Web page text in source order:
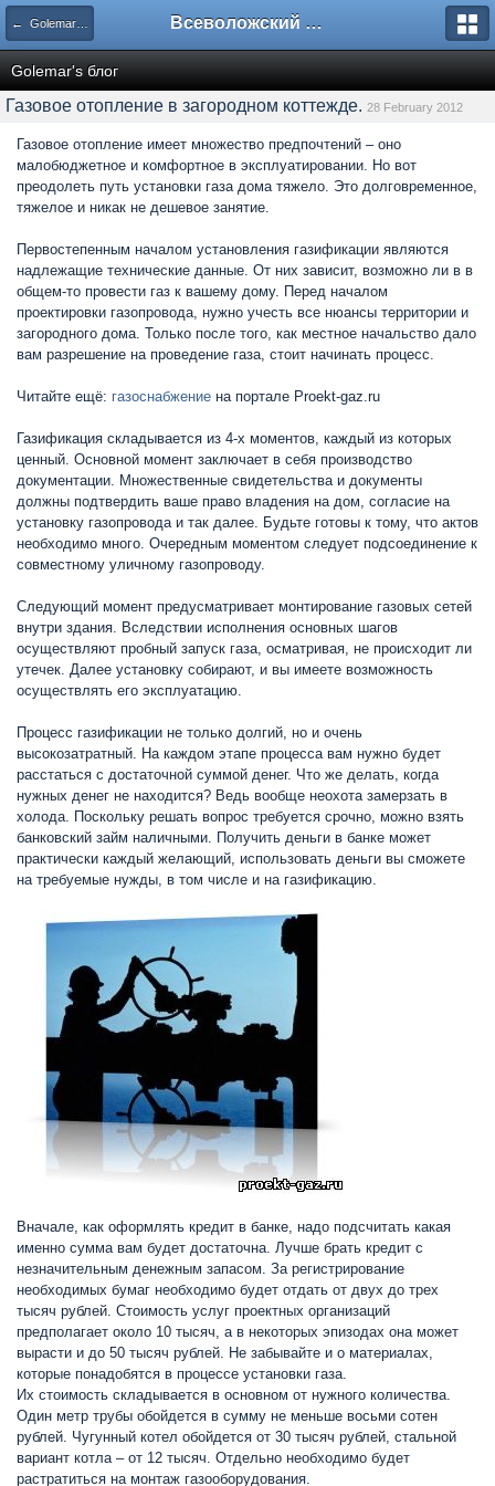
← Golemar's блог Всеволожский форум
Golemar's блог
Газовое отопление в загородном коттежде. 28 February 2012
Газовое отопление имеет множество предпочтений – оно
малобюджетное и комфортное в эксплуатировании. Но вот
преодолеть путь установки газа дома тяжело. Это долговременное,
тяжелое и никак не дешевое занятие.
Первостепенным началом установления газификации являются
надлежащие технические данные. От них зависит, возможно ли в в
общем-то провести газ к вашему дому. Перед началом
проектировки газопровода, нужно учесть все нюансы территории и
загородного дома. Только после того, как местное начальство дало
вам разрешение на проведение газа, стоит начинать процесс.
Читайте ещё: газоснабжение на портале Proekt-gaz.ru
Газификация складывается из 4-х моментов, каждый из которых
ценный. Основной момент заключает в себя производство
документации. Множественные свидетельства и документы
должны подтвердить ваше право владения на дом, согласие на
установку газопровода и так далее. Будьте готовы к тому, что актов
необходимо много. Очередным моментом следует подсоединение к
совместному уличному газопроводу.
Следующий момент предусматривает монтирование газовых сетей
внутри здания. Вследствии исполнения основных шагов
осуществляют пробный запуск газа, осматривая, не происходит ли
утечек. Далее установку собирают, и вы имеете возможность
осуществлять его эксплуатацию.
Процесс газификации не только долгий, но и очень
высокозатратный. На каждом этапе процесса вам нужно будет
расстаться с достаточной суммой денег. Что же делать, когда
нужных денег не находится? Ведь вообще неохота замерзать в
холода. Поскольку решать вопрос требуется срочно, можно взять
банковский займ наличными. Получить деньги в банке может
практически каждый желающий, использовать деньги вы сможете
на требуемые нужды, в том числе и на газификацию.
Вначале, как оформлять кредит в банке, надо подсчитать какая
именно сумма вам будет достаточна. Лучше брать кредит с
незначительным денежным запасом. За регистрирование
необходимых бумаг необходимо будет отдать от двух до трех
тысяч рублей. Стоимость услуг проектных организаций
предполагает около 10 тысяч, а в некоторых эпизодах она может
вырасти и до 50 тысяч рублей. Не забывайте и о материалах,
которые понадобятся в процессе установки газа.
Их стоимость складывается в основном от нужного количества.
Один метр трубы обойдется в сумму не меньше восьми сотен
рублей. Чугунный котел обойдется от 30 тысяч рублей, стальной
вариант котла – от 12 тысяч. Отдельно необходимо будет
растратиться на монтаж газооборудования.